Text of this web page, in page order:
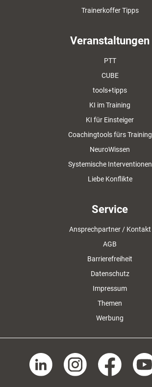
Trainerkoffer Tipps
Veranstaltungen
PTT
CUBE
tools+tipps
KI im Training
KI für Einsteiger
Coachingtools fürs Training
NeuroWissen
Systemische Interventionen
Liebe Konflikte
Service
Ansprechpartner / Kontakt
AGB
Barrierefreiheit
Datenschutz
Impressum
Themen
Werbung